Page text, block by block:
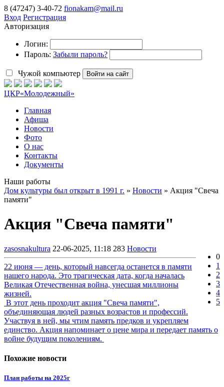
8 (47247) 3-40-72 fionakam@mail.ru
Вход Регистрация
Авторизация
Логин:
Пароль: Забыли пароль?
Чужой компьютер Войти на сайт
ЦКР«Молодежный»
Главная
Афиша
Новости
Фото
О нас
Контакты
Документы
Наши работы
Дом культуры был открыт в 1991 г. » Новости » Акция "Свеча
памяти"
Акция "Свеча памяти"
zasosnakultura 22-06-2025, 11:18 283 Новости
0
1
2
3
4
5
22 июня — день, который навсегда останется в памяти
нашего народа. Это трагическая дата, когда началась
Великая Отечественная война, унесшая миллионы
жизней.
В этот день проходит акция "Свеча памяти",
объединяющая людей разных возрастов и профессий.
Участвуя в ней, мы чтим память предков и укрепляем
единство. Акция напоминает о цене мира и передает память о
войне будущим поколениям.
Похожие новости
План работы на 2025г